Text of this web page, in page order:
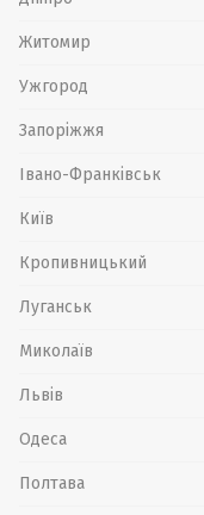
Житомир
Ужгород
Запоріжжя
Івано-Франківськ
Київ
Кропивницький
Луганськ
Миколаїв
Львів
Одеса
Полтава